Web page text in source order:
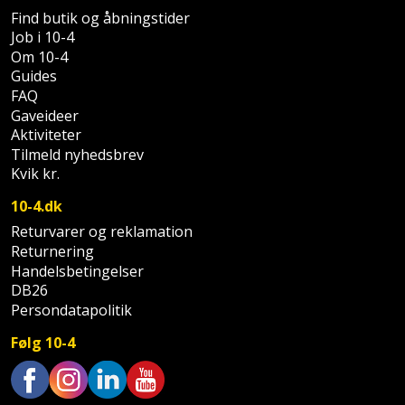
Tommestok
Tømrervinkel
Tragt
Ud-
aftrækker
Værktøjskasse
og
opbevaring
Værktøjssæt
Vaterpas
Rotationslaser
Rundsav
Rundsavsklinge
Rystepudser
Rystepudsertilbehør
Slagboremaskine
Slagnøgle
Slagnøgletilbehør
Slagskruetrækker
Støttemur
Støvsuger
Strygejern
Terrassevarmer
Tømidler
Tørrestativ
Trappevanger
afskærmning
Varme
Find butik og åbningstider
Job i 10-4
Om 10-4
Guides
FAQ
Gaveideer
Aktiviteter
Tilmeld nyhedsbrev
Kvik kr.
10-4.dk
Returvarer og reklamation
Returnering
Handelsbetingelser
DB26
Persondatapolitik
Følg 10-4